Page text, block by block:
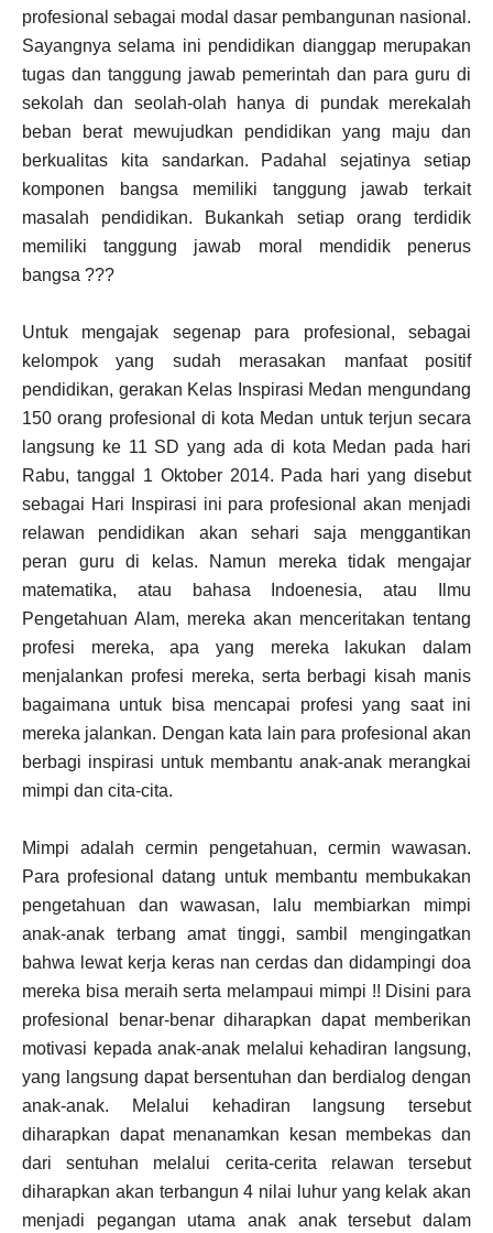
profesional sebagai modal dasar pembangunan nasional.
Sayangnya selama ini pendidikan dianggap merupakan
tugas dan tanggung jawab pemerintah dan para guru di
sekolah dan seolah-olah hanya di pundak merekalah
beban berat mewujudkan pendidikan yang maju dan
berkualitas kita sandarkan. Padahal sejatinya setiap
komponen bangsa memiliki tanggung jawab terkait
masalah pendidikan. Bukankah setiap orang terdidik
memiliki tanggung jawab moral mendidik penerus
bangsa ???
Untuk mengajak segenap para profesional, sebagai
kelompok yang sudah merasakan manfaat positif
pendidikan, gerakan Kelas Inspirasi Medan mengundang
150 orang profesional di kota Medan untuk terjun secara
langsung ke 11 SD yang ada di kota Medan pada hari
Rabu, tanggal 1 Oktober 2014. Pada hari yang disebut
sebagai Hari Inspirasi ini para profesional akan menjadi
relawan pendidikan akan sehari saja menggantikan
peran guru di kelas. Namun mereka tidak mengajar
matematika, atau bahasa Indoenesia, atau Ilmu
Pengetahuan Alam, mereka akan menceritakan tentang
profesi mereka, apa yang mereka lakukan dalam
menjalankan profesi mereka, serta berbagi kisah manis
bagaimana untuk bisa mencapai profesi yang saat ini
mereka jalankan. Dengan kata lain para profesional akan
berbagi inspirasi untuk membantu anak-anak merangkai
mimpi dan cita-cita.
Mimpi adalah cermin pengetahuan, cermin wawasan.
Para profesional datang untuk membantu membukakan
pengetahuan dan wawasan, lalu membiarkan mimpi
anak-anak terbang amat tinggi, sambil mengingatkan
bahwa lewat kerja keras nan cerdas dan didampingi doa
mereka bisa meraih serta melampaui mimpi !! Disini para
profesional benar-benar diharapkan dapat memberikan
motivasi kepada anak-anak melalui kehadiran langsung,
yang langsung dapat bersentuhan dan berdialog dengan
anak-anak. Melalui kehadiran langsung tersebut
diharapkan dapat menanamkan kesan membekas dan
dari sentuhan melalui cerita-cerita relawan tersebut
diharapkan akan terbangun 4 nilai luhur yang kelak akan
menjadi pegangan utama anak anak tersebut dalam